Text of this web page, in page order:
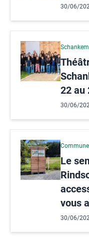
30/06/
22 au
30/06/
Le
vous
30/06/